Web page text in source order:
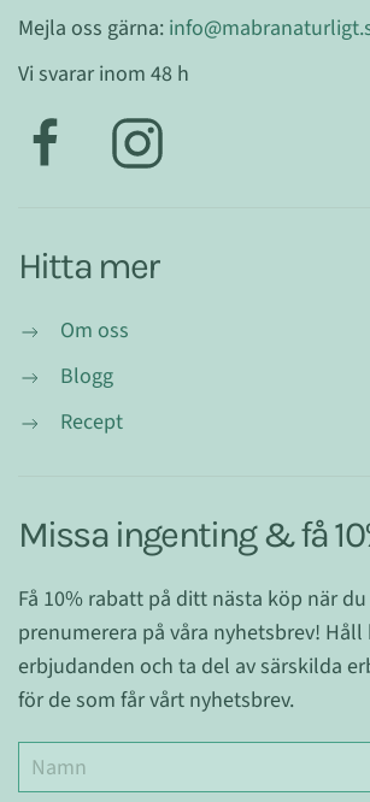
Mejla oss gärna:
Vi svarar inom 48 h
Hitta mer
Om oss
Blogg
Recept
Missa ingenting & få
Få 10% rabatt på ditt nästa köp när
prenumerera på våra nyhetsbrev!
erbjudanden och ta del av särskilda
för de som får vårt nyhetsbrev.